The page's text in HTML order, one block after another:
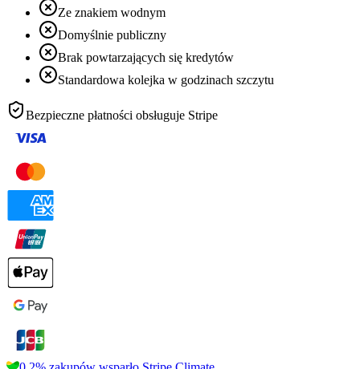
Ze znakiem wodnym
Domyślnie publiczny
Brak powtarzających się kredytów
Standardowa kolejka w godzinach szczytu
Bezpieczne płatności obsługuje Stripe